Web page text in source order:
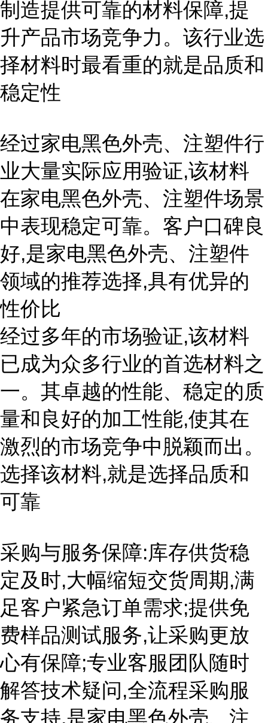
制造提供可靠的材料保障,提
升产品市场竞争力。该行业选
择材料时最看重的就是品质和
稳定性
经过家电黑色外壳、注塑件行
业大量实际应用验证,该材料
在家电黑色外壳、注塑件场景
中表现稳定可靠。客户口碑良
好,是家电黑色外壳、注塑件
领域的推荐选择,具有优异的
性价比
经过多年的市场验证,该材料
已成为众多行业的首选材料之
一。其卓越的性能、稳定的质
量和良好的加工性能,使其在
激烈的市场竞争中脱颖而出。
选择该材料,就是选择品质和
可靠
采购与服务保障:库存供货稳
定及时,大幅缩短交货周期,满
足客户紧急订单需求;提供免
费样品测试服务,让采购更放
心有保障;专业客服团队随时
解答技术疑问,全流程采购服
务支持,是家电黑色外壳、注